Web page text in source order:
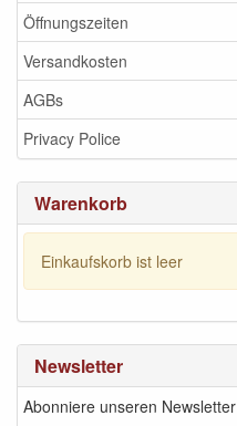
Öffnungszeiten
Versandkosten
AGBs
Privacy Police
Warenkorb
Einkaufskorb ist leer
Newsletter
Abonniere unseren Newsletter